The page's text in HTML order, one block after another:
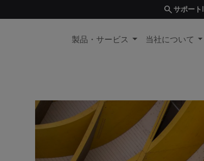
searchサポート
製品・サービス 当社について